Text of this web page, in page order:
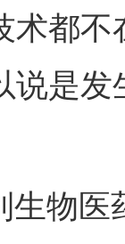
术都不
说是发
物医